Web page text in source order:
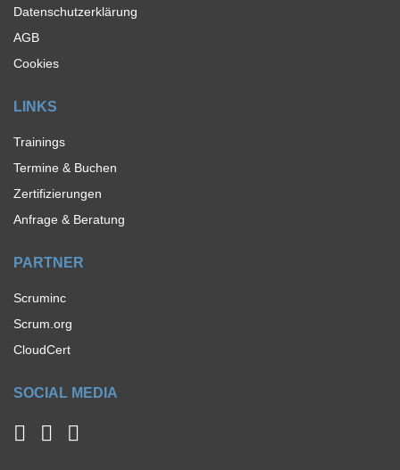
Datenschutzerklärung
AGB
Cookies
LINKS
Trainings
Termine & Buchen
Zertifizierungen
Anfrage & Beratung
PARTNER
Scruminc
Scrum.org
CloudCert
SOCIAL MEDIA